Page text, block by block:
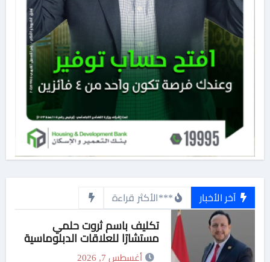
آخر الأخبار ***الأكثر قراءة
تكليف باسم ثروت حلمي
مستشارًا للعلاقات الدبلوماسية
وعضوًا بالهيئة الاستشارية العليا
أغسطس 7, 2026